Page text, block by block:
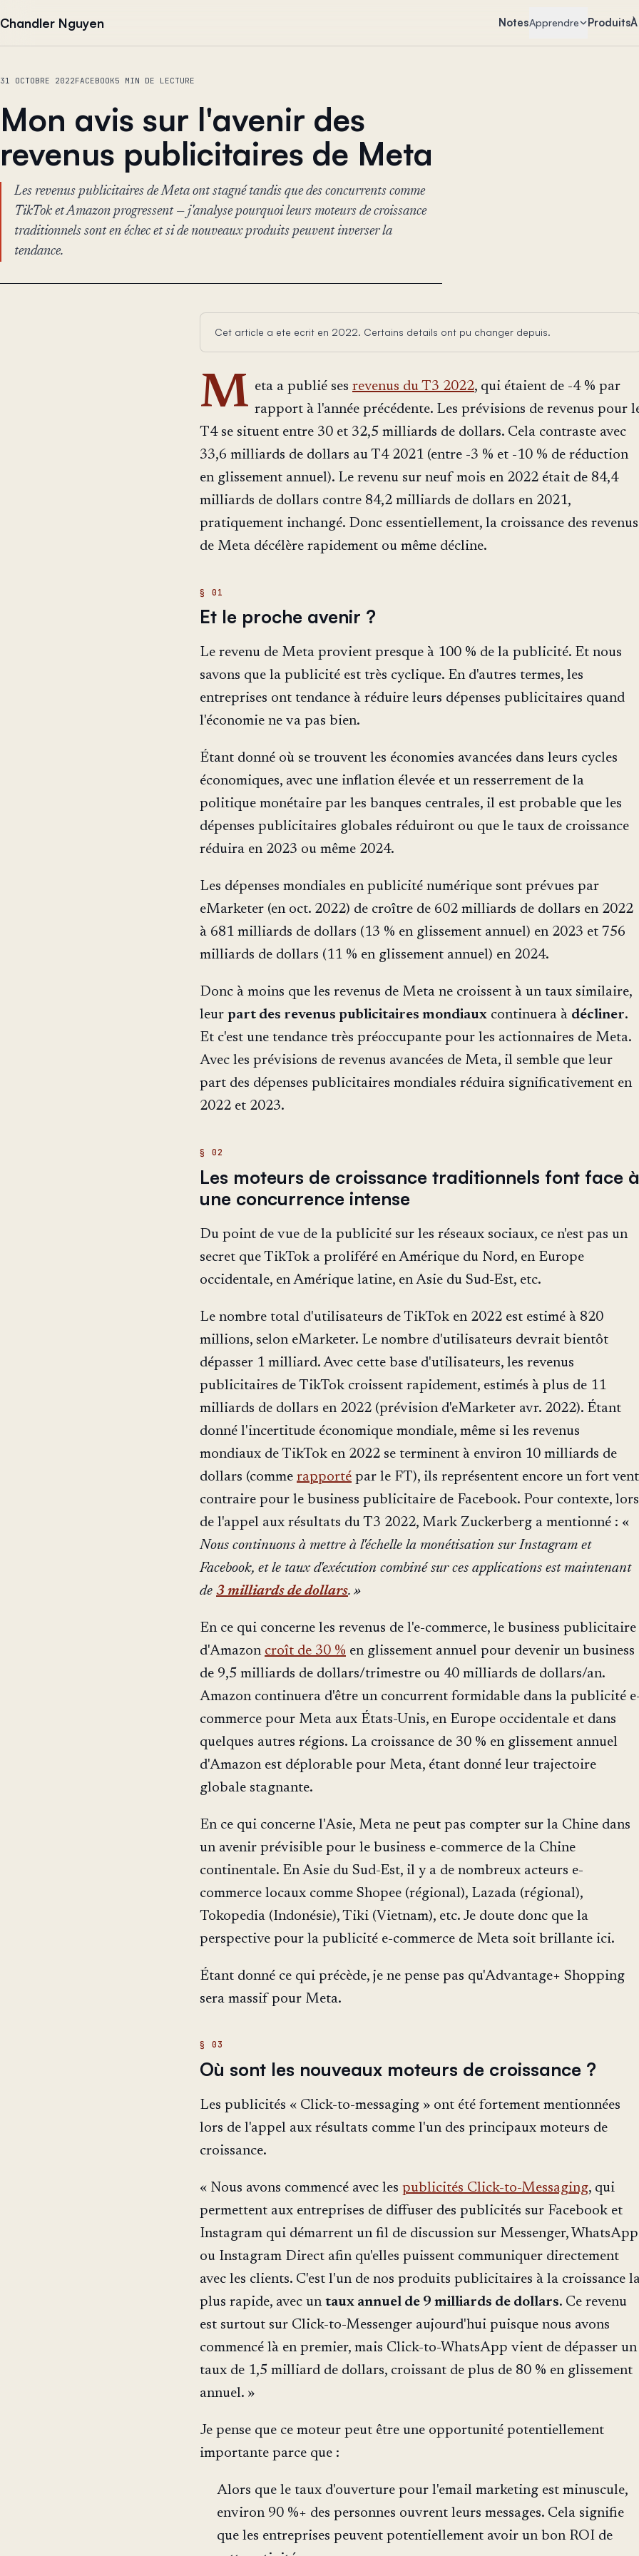
Chandler Nguyen NotesApprendre Produits
31 OCTOBRE 2022FACEBOOK5 MIN DE LECTURE
Mon avis sur l'avenir des
revenus publicitaires de Meta
Les revenus publicitaires de Meta ont stagné tandis que des concurrents comme
TikTok et Amazon progressent — j'analyse pourquoi leurs moteurs de croissance
traditionnels sont en échec et si de nouveaux produits peuvent inverser la
tendance.
Cet article a ete ecrit en 2022. Certains details ont pu changer depuis.
M eta a publié ses revenus du T3 2022, qui étaient de -4 % par
rapport à l'année précédente. Les prévisions de revenus pour
T4 se situent entre 30 et 32,5 milliards de dollars. Cela contraste avec
33,6 milliards de dollars au T4 2021 (entre -3 % et -10 % de réduction
en glissement annuel). Le revenu sur neuf mois en 2022 était de 84,4
milliards de dollars contre 84,2 milliards de dollars en 2021,
pratiquement inchangé. Donc essentiellement, la croissance des revenus
de Meta décélère rapidement ou même décline.
Et le proche avenir ?
Le revenu de Meta provient presque à 100 % de la publicité. Et nous
savons que la publicité est très cyclique. En d'autres termes, les
entreprises ont tendance à réduire leurs dépenses publicitaires quand
l'économie ne va pas bien.
Étant donné où se trouvent les économies avancées dans leurs cycles
économiques, avec une inflation élevée et un resserrement de la
politique monétaire par les banques centrales, il est probable que les
dépenses publicitaires globales réduiront ou que le taux de croissance
réduira en 2023 ou même 2024.
Les dépenses mondiales en publicité numérique sont prévues par
eMarketer (en oct. 2022) de croître de 602 milliards de dollars en 2022
à 681 milliards de dollars (13 % en glissement annuel) en 2023 et 756
milliards de dollars (11 % en glissement annuel) en 2024.
Donc à moins que les revenus de Meta ne croissent à un taux similaire,
leur part des revenus publicitaires mondiaux continuera à décliner.
Et c'est une tendance très préoccupante pour les actionnaires de Meta.
Avec les prévisions de revenus avancées de Meta, il semble que leur
part des dépenses publicitaires mondiales réduira significativement en
2022 et 2023.
Les moteurs de croissance traditionnels font face à
une concurrence intense
Du point de vue de la publicité sur les réseaux sociaux, ce n'est pas un
secret que TikTok a proliféré en Amérique du Nord, en Europe
occidentale, en Amérique latine, en Asie du Sud-Est, etc.
Le nombre total d'utilisateurs de TikTok en 2022 est estimé à 820
millions, selon eMarketer. Le nombre d'utilisateurs devrait bientôt
dépasser 1 milliard. Avec cette base d'utilisateurs, les revenus
publicitaires de TikTok croissent rapidement, estimés à plus de 11
milliards de dollars en 2022 (prévision d'eMarketer avr. 2022). Étant
donné l'incertitude économique mondiale, même si les revenus
mondiaux de TikTok en 2022 se terminent à environ 10 milliards de
dollars (comme rapporté par le FT), ils représentent encore un fort vent
contraire pour le business publicitaire de Facebook. Pour contexte, lors
de l'appel aux résultats du T3 2022, Mark Zuckerberg a mentionné : «
Nous continuons à mettre à l'échelle la monétisation sur Instagram et
Facebook, et le taux d'exécution combiné sur ces applications est maintenant
de 3 milliards de dollars. »
En ce qui concerne les revenus de l'e-commerce, le business publicitaire
d'Amazon croît de 30 % en glissement annuel pour devenir un business
de 9,5 milliards de dollars/trimestre ou 40 milliards de dollars/an.
Amazon continuera d'être un concurrent formidable dans la publicité
commerce pour Meta aux États-Unis, en Europe occidentale et dans
quelques autres régions. La croissance de 30 % en glissement annuel
d'Amazon est déplorable pour Meta, étant donné leur trajectoire
globale stagnante.
En ce qui concerne l'Asie, Meta ne peut pas compter sur la Chine dans
un avenir prévisible pour le business e-commerce de la Chine
continentale. En Asie du Sud-Est, il y a de nombreux acteurs e-
commerce locaux comme Shopee (régional), Lazada (régional),
Tokopedia (Indonésie), Tiki (Vietnam), etc. Je doute donc que la
perspective pour la publicité e-commerce de Meta soit brillante ici.
Étant donné ce qui précède, je ne pense pas qu'Advantage+ Shopping
sera massif pour Meta.
Où sont les nouveaux moteurs de croissance ?
Les publicités « Click-to-messaging » ont été fortement mentionnées
lors de l'appel aux résultats comme l'un des principaux moteurs de
croissance.
« Nous avons commencé avec les publicités Click-to-Messaging, qui
permettent aux entreprises de diffuser des publicités sur Facebook et
Instagram qui démarrent un fil de discussion sur Messenger, WhatsApp
ou Instagram Direct afin qu'elles puissent communiquer directement
avec les clients. C'est l'un de nos produits publicitaires à la croissance
plus rapide, avec un taux annuel de 9 milliards de dollars. Ce revenu
est surtout sur Click-to-Messenger aujourd'hui puisque nous avons
commencé là en premier, mais Click-to-WhatsApp vient de dépasser un
taux de 1,5 milliard de dollars, croissant de plus de 80 % en glissement
annuel. »
Je pense que ce moteur peut être une opportunité potentiellement
importante parce que :
Alors que le taux d'ouverture pour l'email marketing est minuscule,
environ 90 %+ des personnes ouvrent leurs messages. Cela signifie
que les entreprises peuvent potentiellement avoir un bon ROI de